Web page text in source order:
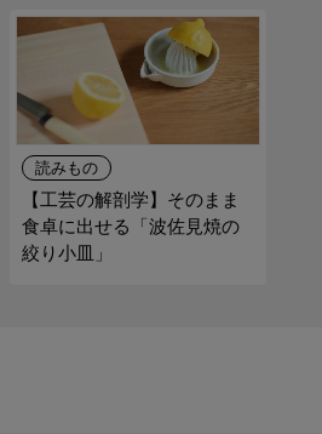
読みもの
【工芸の解剖学】そのまま
食卓に出せる「波佐見焼の
絞り小皿」